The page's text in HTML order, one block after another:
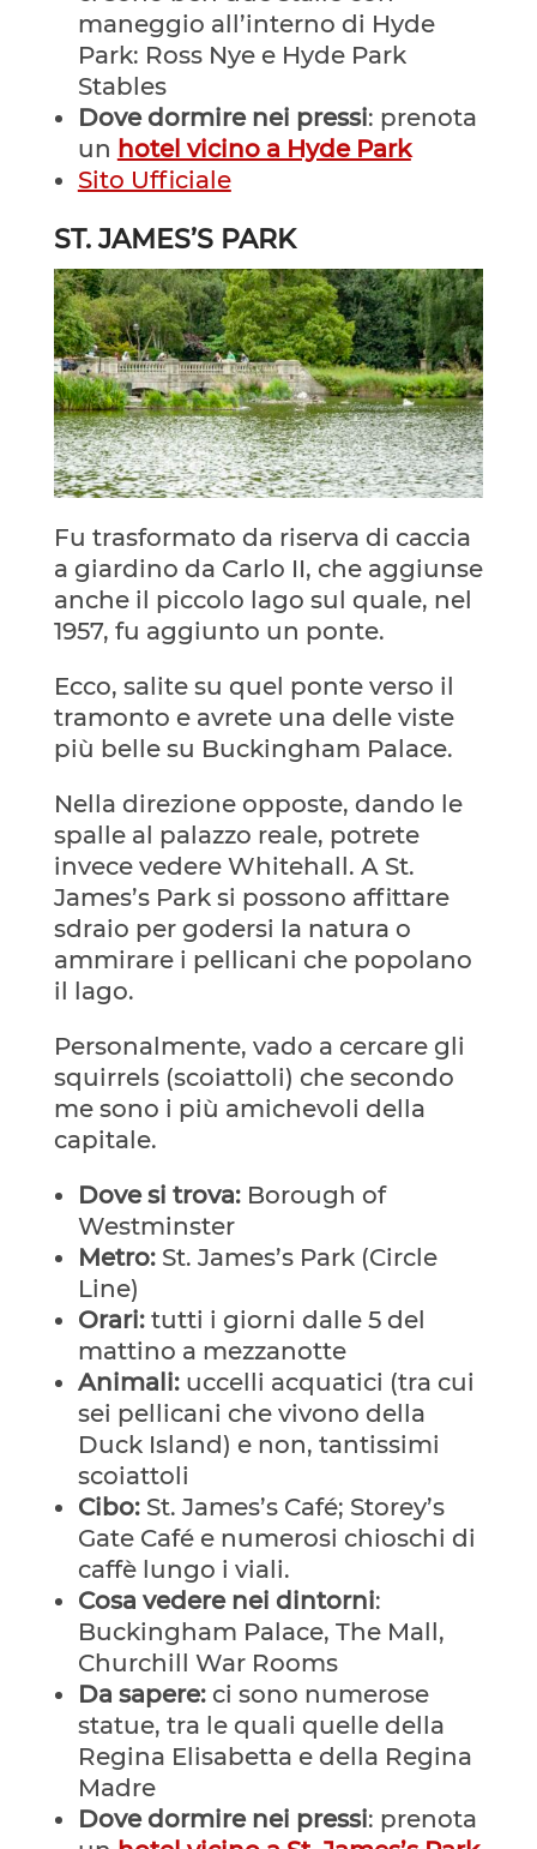
maneggio all’interno di Hyde
Park: Ross Nye e Hyde Park
Stables
Dove dormire nei pressi: prenota
un hotel vicino a Hyde Park
Sito Ufficiale
ST. JAMES’S PARK
Fu trasformato da riserva di caccia
a giardino da Carlo II, che aggiunse
anche il piccolo lago sul quale, nel
1957, fu aggiunto un ponte.
Ecco, salite su quel ponte verso il
tramonto e avrete una delle viste
più belle su Buckingham Palace.
Nella direzione opposte, dando le
spalle al palazzo reale, potrete
invece vedere Whitehall. A St.
James’s Park si possono affittare
sdraio per godersi la natura o
ammirare i pellicani che popolano
il lago.
Personalmente, vado a cercare gli
squirrels (scoiattoli) che secondo
me sono i più amichevoli della
capitale.
Dove si trova: Borough of
Westminster
Metro: St. James’s Park (Circle
Line)
Orari: tutti i giorni dalle 5 del
mattino a mezzanotte
Animali: uccelli acquatici (tra cui
sei pellicani che vivono della
Duck Island) e non, tantissimi
scoiattoli
Cibo: St. James’s Café; Storey’s
Gate Café e numerosi chioschi di
caffè lungo i viali.
Cosa vedere nei dintorni:
Buckingham Palace, The Mall,
Churchill War Rooms
Da sapere: ci sono numerose
statue, tra le quali quelle della
Regina Elisabetta e della Regina
Madre
Dove dormire nei pressi: prenota